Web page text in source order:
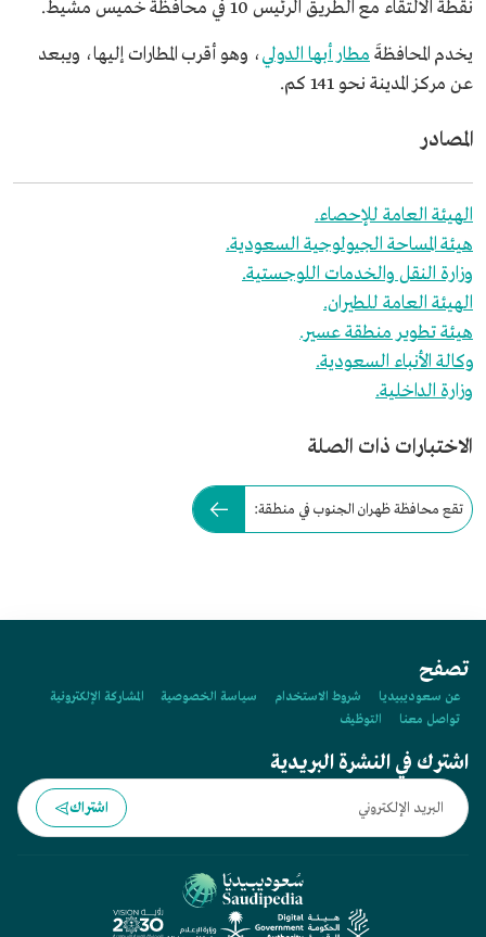
نقطة الالتقاء مع الطريق الرئيس 10 في محافظة خميس مشيط.
يخدم المحافظةَ مطار أبها الدولي، وهو أقرب المطارات إليها، ويبعد
عن مركز المدينة نحو 141 كم.
المصادر
الهيئة العامة للإحصاء.
هيئة المساحة الجيولوجية السعودية.
وزارة النقل والخدمات اللوجستية.
الهيئة العامة للطيران.
هيئة تطوير منطقة عسير.
وكالة الأنباء السعودية.
وزارة الداخلية.
الاختبارات ذات الصلة
تقع محافظة ظهران الجنوب في منطقة:
تصفح
عن سعوديبيديا شروط الاستخدام سياسة الخصوصية
المشاركة الإلكترونية
تواصل معنا
التوظيف
اشترك في النشرة البريدية
اشتراك